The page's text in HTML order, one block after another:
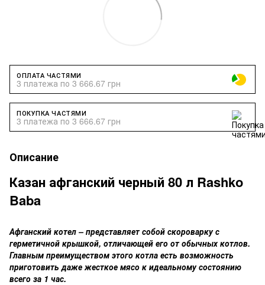
ОПЛАТА ЧАСТЯМИ
3 платежа по 3 666.67 грн
ПОКУПКА ЧАСТЯМИ
3 платежа по 3 666.67 грн
Описание
Казан афганский черный 80 л Rashko
Baba
Афганский котел – представляет собой скороварку с
герметичной крышкой, отличающей его от обычных котлов.
Главным преимуществом этого котла есть возможность
приготовить даже жесткое мясо к идеальному состоянию
всего за 1 час.